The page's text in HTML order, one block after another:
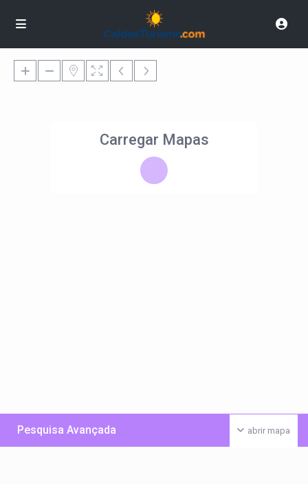
Carregar Mapas
abrir mapa
Pesquisa Avançada